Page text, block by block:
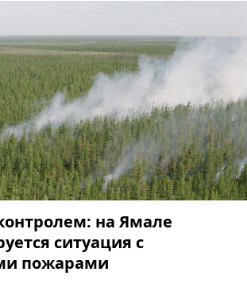
на Ямале
ситуация с
пожарами